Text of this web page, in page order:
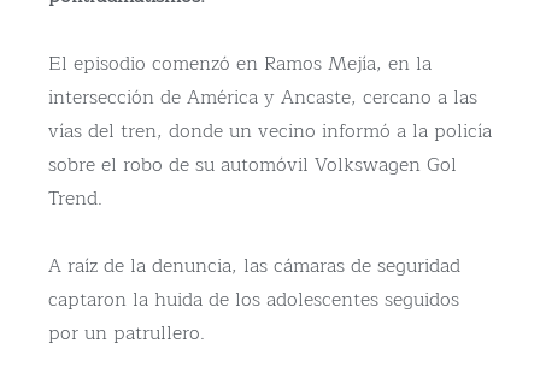
El episodio comenzó en Ramos Mejía, en la
intersección de América y Ancaste, cercano a las
vías del tren, donde un vecino informó a la policía
sobre el robo de su automóvil Volkswagen Gol
Trend.
A raíz de la denuncia, las cámaras de seguridad
captaron la huida de los adolescentes seguidos
por un patrullero.